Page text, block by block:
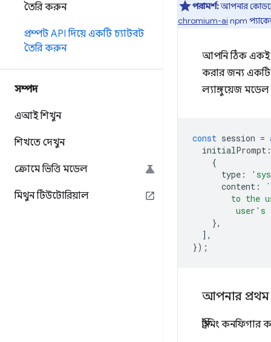
তৈরি করুন
প্রম্পট API দিয়ে একটি চ্যাটবট
তৈরি করুন
সম্পদ
এআই শিখুন
শিখতে দেখুন
ক্রোমে ভিত্তি মডেল
মিথুন টিউটোরিয়াল
পরামর্শ:আপনার
chromium-ai npm
আপনি ঠিক একই
করার জন্য একটি
ল্যাঙ্গুয়েজ
const session =
initialPrompt :
{
type :
content :
to the
user's
},
],
});
আপনার প্রথম
স্ট্রিমিং